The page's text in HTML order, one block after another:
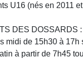
U16 (nés en 2011
DES DOSSARDS :
midi de 15h30 à
à partir de 7h45